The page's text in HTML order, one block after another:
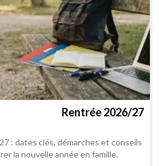
Rentrée 2026/27
: dates clés, démarches et conseils
la nouvelle année en famille.